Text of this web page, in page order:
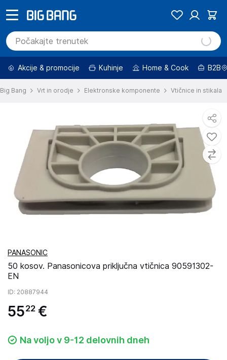
Akcije & promocije Kuhinje Home & Cook B2B
Big Bang Vrt in orodje Elektronske komponente Vtičnice in stikala
PANASONIC
50 kosov. Panasonicova priključna vtičnica 90591302-
EN
ID: 20887944
5522 €
Na voljo v 9-12 delovnih dneh